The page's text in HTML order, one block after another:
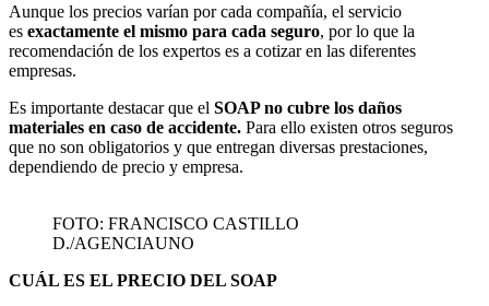
Aunque los precios varían por cada compañía, el servicio
es exactamente el mismo para cada seguro, por lo que la
recomendación de los expertos es a cotizar en las diferentes
empresas.
Es importante destacar que el SOAP no cubre los daños
materiales en caso de accidente. Para ello existen otros seguros
que no son obligatorios y que entregan diversas prestaciones,
dependiendo de precio y empresa.
FOTO: FRANCISCO CASTILLO
D./AGENCIAUNO
CUÁL ES EL PRECIO DEL SOAP